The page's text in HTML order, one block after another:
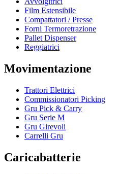
Film Estensibile
Compattatori / Presse
Forni Termoretrazione
Pallet Dispenser
Reggiatrici
Movimentazione
Trattori Elettrici
Commissionatori Picking
Gru Pick & Carry
Gru Serie M
Gru Girevoli
Carrelli Gru
Caricabatterie